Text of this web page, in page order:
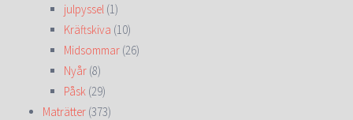
julpyssel (1)
Kräftskiva (10)
Midsommar (26)
Nyår (8)
Påsk (29)
Maträtter (373)